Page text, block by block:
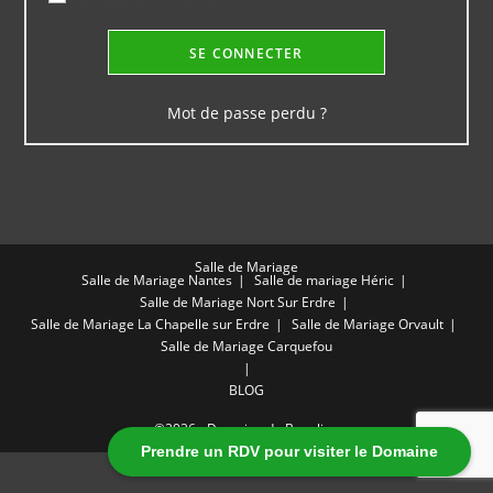
Prendre un RDV pour visiter le Domaine
SE CONNECTER
Mot de passe perdu ?
Salle de Mariage
Salle de Mariage Nantes
Salle de mariage Héric
Salle de Mariage Nort Sur Erdre
Salle de Mariage La Chapelle sur Erdre
Salle de Mariage Orvault
Salle de Mariage Carquefou
BLOG
®2026 - Domaine de Beaulieu